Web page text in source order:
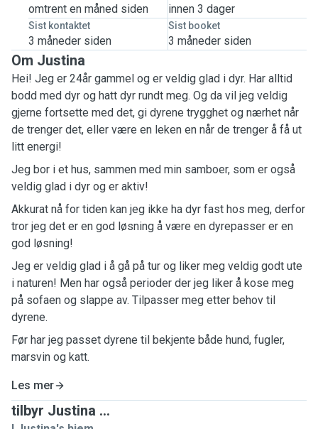
omtrent en måned siden innen 3 dager
Sist kontaktet
3 måneder siden
Sist booket
3 måneder siden
Om Justina
Hei! Jeg er 24år gammel og er veldig glad i dyr. Har alltid
bodd med dyr og hatt dyr rundt meg. Og da vil jeg veldig
gjerne fortsette med det, gi dyrene trygghet og nærhet når
de trenger det, eller være en leken en når de trenger å få ut
litt energi!
Jeg bor i et hus, sammen med min samboer, som er også
veldig glad i dyr og er aktiv!
Akkurat nå for tiden kan jeg ikke ha dyr fast hos meg, derfor
tror jeg det er en god løsning å være en dyrepasser er en
god løsning!
Jeg er veldig glad i å gå på tur og liker meg veldig godt ute
i naturen! Men har også perioder der jeg liker å kose meg
på sofaen og slappe av. Tilpasser meg etter behov til
dyrene.
Før har jeg passet dyrene til bekjente både hund, fugler,
marsvin og katt.
Les mer
tilbyr Justina ...